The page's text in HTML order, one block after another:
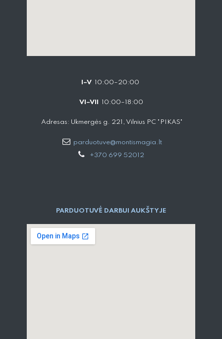
I–V 10:00–20:00
VI–VII 10:00–18:00
Adresas: Ukmergės g. 221, Vilnius PC "PIKAS"
parduotuve@montismagia.lt
+370 699 52012
PARDUOTUVĖ DARBUI AUKŠTYJE